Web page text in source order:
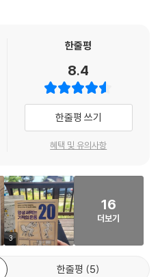
‘최소한의 운동’만 하면 된다는 것
날까지 건강할 수 있다.
타일 운동과 부스터 운동
? 독일 최고의 가정의학과 전문의이
강 지킴이로 활동해온 저자는 사람마
고 있지만, 이는 잘못된 정보다. 저
호르몬과 신진대사에 더 많이 좌우
역효과를 불러일으켜 신체 능력을
문제를 초래할 수도 있다고 조언한
운동을 시작해보려는 이들에게 과
한줄평
8.4
한줄평 쓰기
혜택 및 유의사항
3
16
더보기
한줄평 5